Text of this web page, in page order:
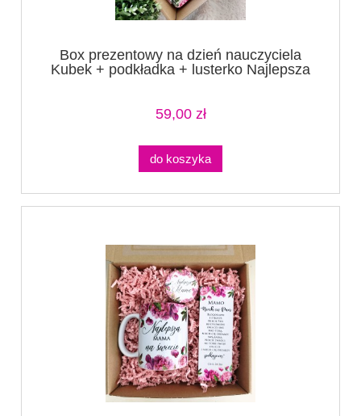
Box prezentowy na dzień nauczyciela
Kubek + podkładka + lusterko Najlepsza
59,00 zł
do koszyka